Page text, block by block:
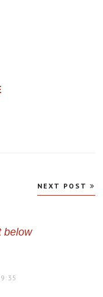
NEXT POST
below